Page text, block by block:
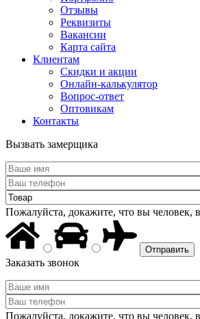
Отзывы
Реквизиты
Вакансии
Карта сайта
Клиентам
Скидки и акции
Онлайн-калькулятор
Вопрос-ответ
Оптовикам
Контакты
Вызвать замерщика
Пожалуйста, докажите, что вы человек,
Заказать звонок
Пожалуйста, докажите, что вы человек,